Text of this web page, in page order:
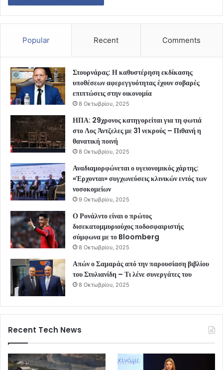
Popular Recent Comments
Στουρνάρας: Η καθυστέρηση εκδίκασης
υποθέσεων αφερεγγυότητας έχουν σοβαρές
επιπτώσεις στην οικονομία
8 Οκτωβρίου, 2025
ΗΠΑ: 29χρονος κατηγορείται για τη φωτιά
στο Λος Άντζελες με 31 νεκρούς – Πιθανή η
θανατική ποινή
8 Οκτωβρίου, 2025
Αναδιαμορφώνεται ο υγειονομικός χάρτης:
«Έρχονται» συγχωνεύσεις κλινικών εντός των
νοσοκομείων
9 Οκτωβρίου, 2025
Ο Ρονάλντο είναι ο πρώτος
δισεκατομμυριούχος ποδοσφαιριστής
σύμφωνα με το Bloomberg
8 Οκτωβρίου, 2025
Απών ο Σαμαράς από την παρουσίαση βιβλίου
του Στυλιανίδη – Τι λένε συνεργάτες του
8 Οκτωβρίου, 2025
Recent Tech News